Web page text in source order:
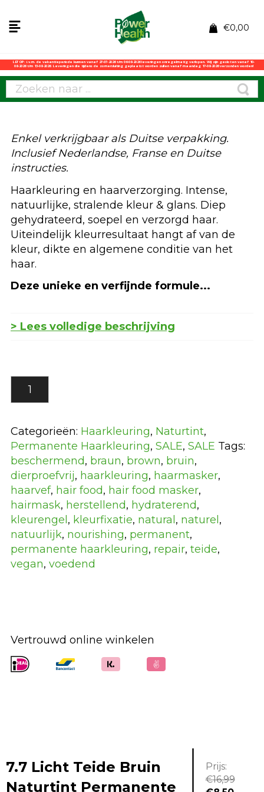
€0,00
LET OP: i.v.m. de vakantieperiode kunnen vanaf 27-07-2026 t/m 06-08-2026 leveringen onregelmatig verlopen. Wij zijn gesloten vanaf 10-
08-2026 t/m 13-08-2026. Leveringen die tijdens de zomersluiting geplaatst worden zullen vanaf maandag 17-08-2026 verzonden worden!
Enkel verkrijgbaar als Duitse verpakking.
Inclusief Nederlandse, Franse en Duitse
instructies.
Haarkleuring en haarverzorging. Intense,
natuurlijke, stralende kleur & glans. Diep
gehydrateerd, soepel en verzorgd haar.
Uiteindelijk kleurresultaat hangt af van de
kleur, dikte en algemene conditie van het
haar.
Deze unieke en verfijnde formule...
> Lees volledige beschrijving
Licht
Bruin
Naturtint
Permanente
Haarkleuring
(Duitse
verpakking)
aantal
Categorieën: Haarkleuring, Naturtint,
Permanente Haarkleuring, SALE, SALE Tags:
beschermend, braun, brown, bruin,
dierproefvrij, haarkleuring, haarmasker,
haarvef, hair food, hair food masker,
hairmask, herstellend, hydraterend,
kleurengel , kleurfixatie, natural , naturel ,
natuurlijk, nourishing, permanent,
permanente haarkleuring, repair, teide,
vegan, voedend
Vertrouwd online winkelen
7.7 Licht Teide Bruin
Naturtint Permanente
Prijs:
€16,99